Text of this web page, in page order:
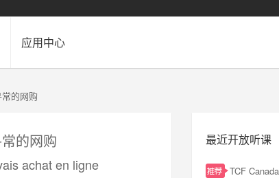
应用中心
的网购
的网购
achat en ligne
最近开放听课
TCF